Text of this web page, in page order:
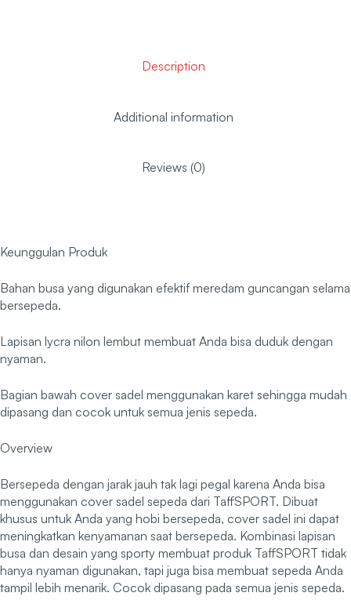
Description
Additional information
Reviews (0)
Keunggulan Produk
Bahan busa yang digunakan efektif meredam guncangan selama
bersepeda.
Lapisan lycra nilon lembut membuat Anda bisa duduk dengan
nyaman.
Bagian bawah cover sadel menggunakan karet sehingga mudah
dipasang dan cocok untuk semua jenis sepeda.
Overview
Bersepeda dengan jarak jauh tak lagi pegal karena Anda bisa
menggunakan cover sadel sepeda dari TaffSPORT. Dibuat
khusus untuk Anda yang hobi bersepeda, cover sadel ini dapat
meningkatkan kenyamanan saat bersepeda. Kombinasi lapisan
busa dan desain yang sporty membuat produk TaffSPORT tidak
hanya nyaman digunakan, tapi juga bisa membuat sepeda Anda
tampil lebih menarik. Cocok dipasang pada semua jenis sepeda.